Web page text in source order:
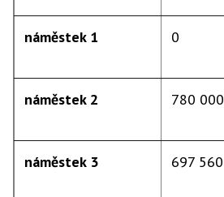
náměstek 1 0
náměstek 2 780 000
náměstek 3 697 560